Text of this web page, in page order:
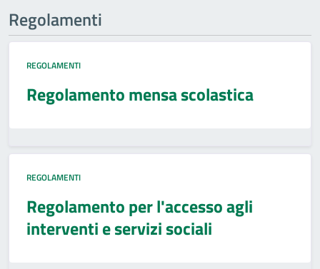
Regolamenti
REGOLAMENTI
Regolamento mensa scolastica
REGOLAMENTI
Regolamento per l'accesso agli
interventi e servizi sociali